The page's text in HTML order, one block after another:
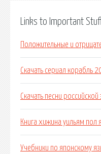
Links to Important
Положительные и
Скачать сериал корабль
Скачать песни
Книга хижина уильям пол
Учебники по японскому